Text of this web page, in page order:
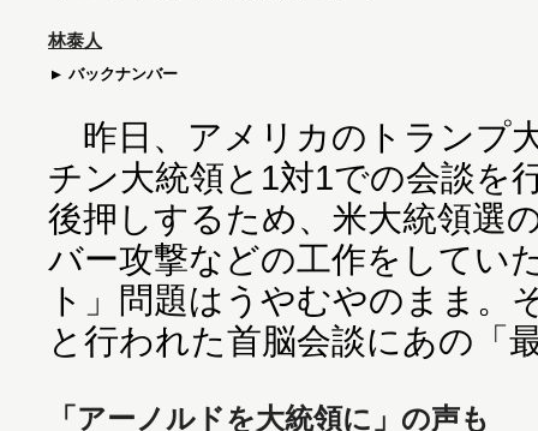
林泰人
バックナンバー
昨日、アメリカのトランプ
チン大統領と1対1での会談を
後押しするため、米大統領選
バー攻撃などの工作をしてい
ト」問題はうやむやのまま。
と行われた首脳会談にあの「
「アーノルドを大統領に」の声も